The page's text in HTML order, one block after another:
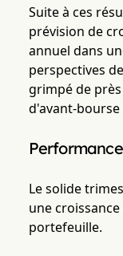
Suite à ces
prévision de
annuel dans
perspectives
grimpé de près
d'avant-
Le solide
une
portefeuille.